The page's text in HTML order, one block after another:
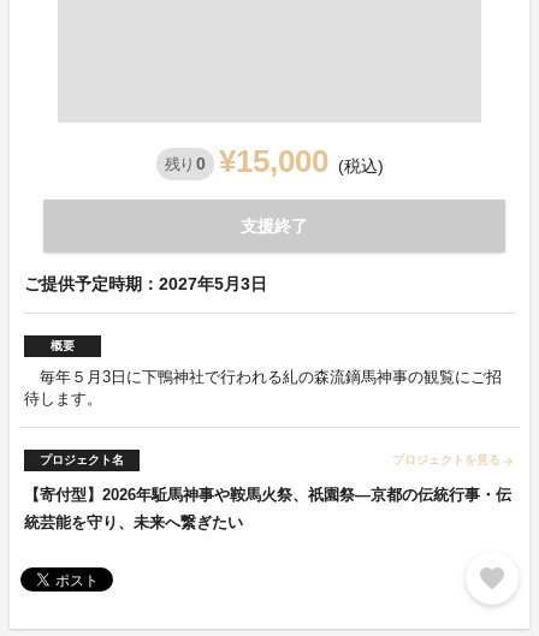
残り 0 ¥15,000 (税込)
支援終了
ご提供予定時期：2027年5月3日
概要
毎年５月3日に下鴨神社で行われる糺の森流鏑馬神事の観覧にご招
待します。
プロジェクト名 プロジェクトを見る arrow_forward
【寄付型】2026年駈馬神事や鞍馬火祭、祇園祭―京都の伝統行事・伝
統芸能を守り、未来へ繋ぎたい
favorite